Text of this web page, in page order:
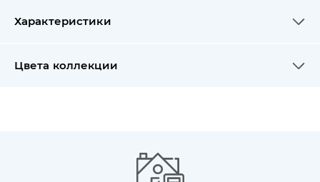
Характеристики
Цвета коллекции